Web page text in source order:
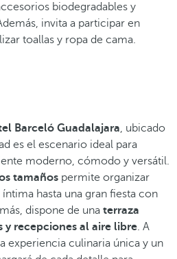
biodegradables y
invita a participar en
toallas y ropa de cama.
Barceló Guadalajara, ubicado
es el escenario ideal para
moderno, cómodo y versátil.
tamaños permite organizar
hasta una gran fiesta con
dispone de una terraza
y recepciones al aire libre. A
experiencia culinaria única y un